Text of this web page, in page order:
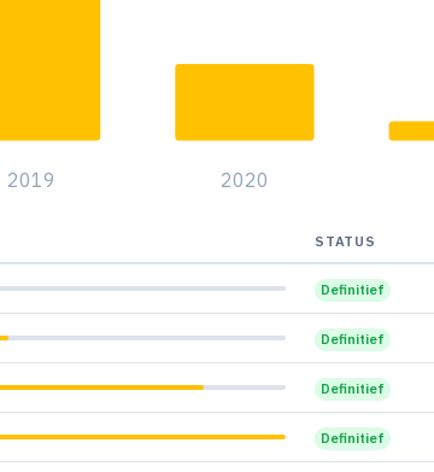
11
8
4
6
6
2019 2020
STATUS
Definitief
Definitief
Definitief
Definitief